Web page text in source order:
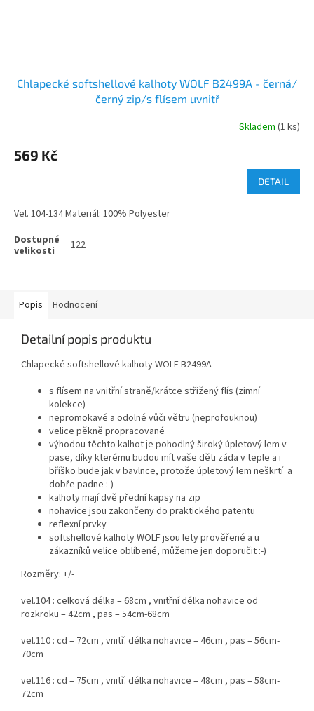
Chlapecké softshellové kalhoty WOLF B2499A - černá/
černý zip/s flísem uvnitř
Skladem (1 ks)
569 Kč
DETAIL
Vel. 104-134 Materiál: 100% Polyester
122
Popis Hodnocení
Detailní popis produktu
Chlapecké softshellové kalhoty WOLF B2499A
s flísem na vnitřní straně/krátce střižený flís (zimní
kolekce)
nepromokavé a odolné vůči větru (neprofouknou)
velice pěkně propracované
výhodou těchto kalhot je pohodlný široký úpletový lem v
pase, díky kterému budou mít vaše děti záda v teple a i
bříško bude jak v bavlnce, protože úpletový lem neškrtí a
dobře padne :-)
kalhoty mají dvě přední kapsy na zip
nohavice jsou zakončeny do praktického patentu
reflexní prvky
softshellové kalhoty WOLF jsou lety prověřené a u
zákazníků velice oblíbené, můžeme jen doporučit :-)
Rozměry: +/-
vel.104 : celková délka – 68cm , vnitřní délka nohavice od
rozkroku – 42cm , pas – 54cm-68cm
vel.110 : cd – 72cm , vnitř. délka nohavice – 46cm , pas – 56cm-
70cm
vel.116 : cd – 75cm , vnitř. délka nohavice – 48cm , pas – 58cm-
72cm